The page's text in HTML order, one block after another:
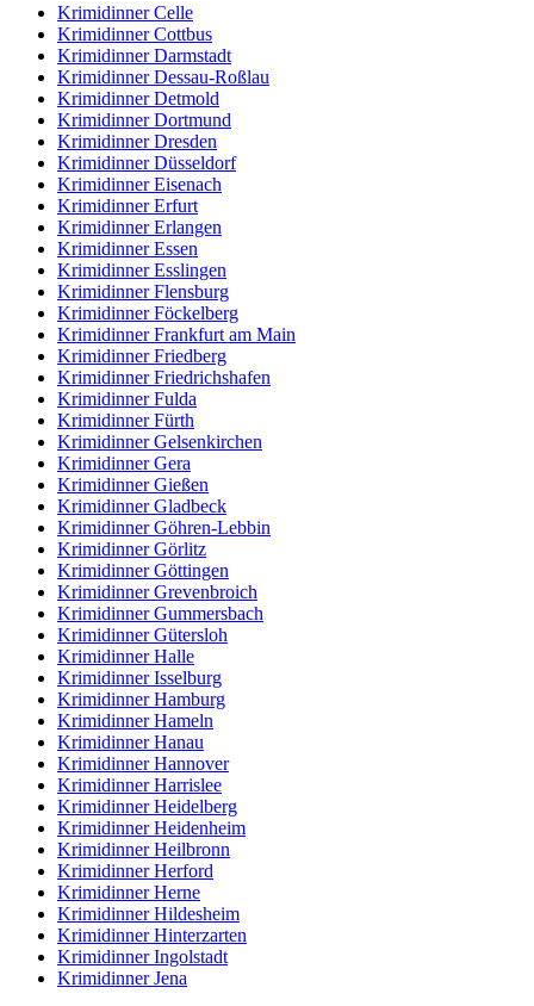
Krimidinner Celle
Krimidinner Cottbus
Krimidinner Darmstadt
Krimidinner Dessau-Roßlau
Krimidinner Detmold
Krimidinner Dortmund
Krimidinner Dresden
Krimidinner Düsseldorf
Krimidinner Eisenach
Krimidinner Erfurt
Krimidinner Erlangen
Krimidinner Essen
Krimidinner Esslingen
Krimidinner Flensburg
Krimidinner Föckelberg
Krimidinner Frankfurt am Main
Krimidinner Friedberg
Krimidinner Friedrichshafen
Krimidinner Fulda
Krimidinner Fürth
Krimidinner Gelsenkirchen
Krimidinner Gera
Krimidinner Gießen
Krimidinner Gladbeck
Krimidinner Göhren-Lebbin
Krimidinner Görlitz
Krimidinner Göttingen
Krimidinner Grevenbroich
Krimidinner Gummersbach
Krimidinner Gütersloh
Krimidinner Halle
Krimidinner Isselburg
Krimidinner Hamburg
Krimidinner Hameln
Krimidinner Hanau
Krimidinner Hannover
Krimidinner Harrislee
Krimidinner Heidelberg
Krimidinner Heidenheim
Krimidinner Heilbronn
Krimidinner Herford
Krimidinner Herne
Krimidinner Hildesheim
Krimidinner Hinterzarten
Krimidinner Ingolstadt
Krimidinner Jena